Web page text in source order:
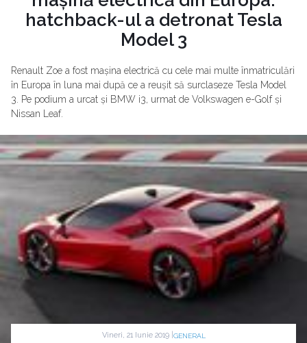
hatchback-ul a detronat Tesla
Model 3
Renault Zoe a fost mașina electrică cu cele mai multe înmatriculări
în Europa în luna mai după ce a reușit să surclaseze Tesla Model
3. Pe podium a urcat și BMW i3, urmat de Volkswagen e-Golf și
Nissan Leaf.
Vineri, 21 Iunie 2019 | GENERAL